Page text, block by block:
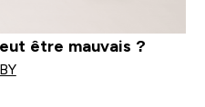
être mauvais ?